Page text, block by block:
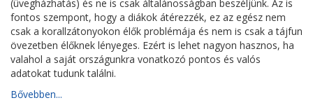
(üvegházhatás) és ne is csak általánosságban beszéljünk. Az is
fontos szempont, hogy a diákok átérezzék, ez az egész nem
csak a korallzátonyokon élők problémája és nem is csak a tájfun
övezetben élőknek lényeges. Ezért is lehet nagyon hasznos, ha
valahol a saját országunkra vonatkozó pontos és valós
adatokat tudunk találni.
Bővebben...